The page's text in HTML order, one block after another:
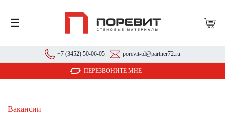
☰
+7 (3452) 50-06-05 porevit-td@partner72.ru
ПЕРЕЗВОНИТЕ МНЕ
Вакансии